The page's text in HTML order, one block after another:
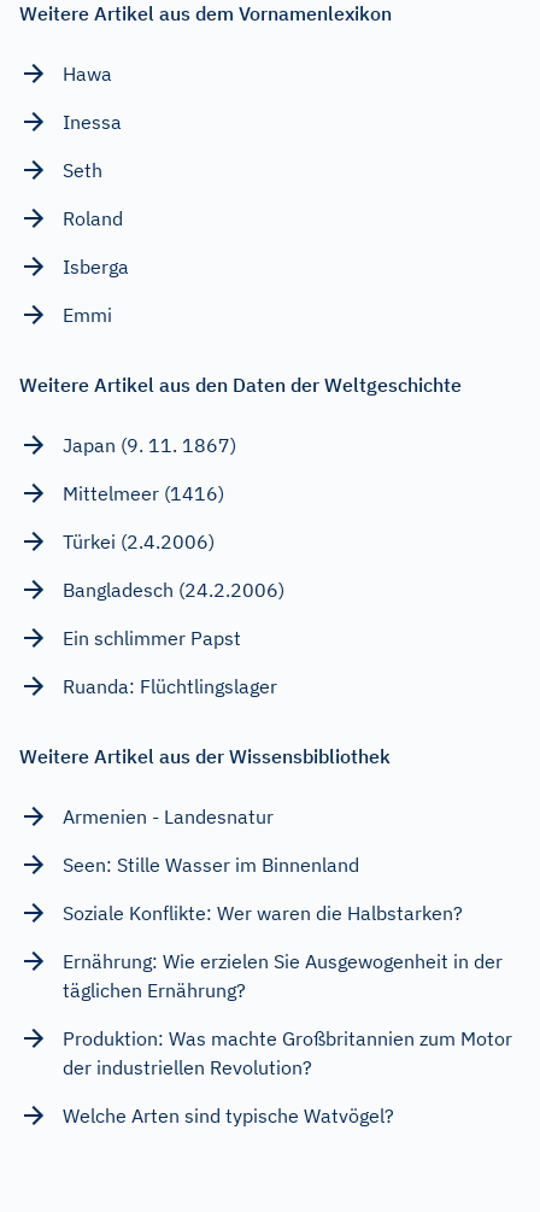
Weitere Artikel aus dem Vornamenlexikon
Hawa
Inessa
Seth
Roland
Isberga
Emmi
Weitere Artikel aus den Daten der Weltgeschichte
Japan (9. 11. 1867)
Mittelmeer (1416)
Türkei (2.4.2006)
Bangladesch (24.2.2006)
Ein schlimmer Papst
Ruanda: Flüchtlingslager
Weitere Artikel aus der Wissensbibliothek
Armenien - Landesnatur
Seen: Stille Wasser im Binnenland
Soziale Konflikte: Wer waren die Halbstarken?
Ernährung: Wie erzielen Sie Ausgewogenheit in der
täglichen Ernährung?
Produktion: Was machte Großbritannien zum Motor
der industriellen Revolution?
Welche Arten sind typische Watvögel?